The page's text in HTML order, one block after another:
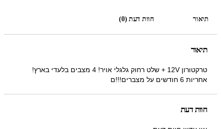
תיאור חוות דעת (0)
תיאור
טרקטורון 12V + שלט רחוק גלגלי אויר! 4 מצבים בלעדי בארץ!
אחריות 6 חודשים על מצברים!!!ם
חוות דעת